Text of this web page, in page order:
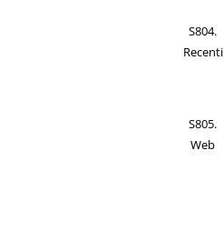
S804.
Recenti
S805.
Web